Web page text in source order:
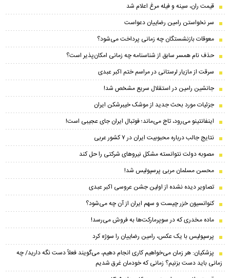
قیمت ران، سینه و فیله مرغ اعلام شد
سر نخواستن رامین رضاییان دعواست
معوقات بازنشستگان چه زمانی پرداخت می‌شود؟
حذف نام همسر سابق از شناسنامه چه زمانی امکان‌پذیر است؟
سرقت از مازیار لرستانی در مراسم ختم اکبر عبدی
جانشین رامین در استقلال سریع مشخص شد!
جزئیات مورد بحث جدید از موشک خیبرشکن ایران
اینفانتینو می‌رود، تاج می‌ماند؛ فوتبال ایران جای عجیبی است!
نتایج جالب درباره محبوبیت ایران در ۷ کشور عربی
مصوبه دولت نتوانسته مشکل نیروهای شرکتی را حل کند
محسن مسلمان مربی پرسپولیس شد!
تصاویر دیده نشده از اولین جشن عروسی اکبر عبدی
کنوانسیون خزر چیست و سهم ایران از آن چه می‌شود؟
ماده مخدری که در سوپرمارکت‌ها به فروش می‌رسد!
پرسپولیس با یک عکس، رامین رضاییان را سوژه کرد
پزشکیان: هر زمان می‌خواهیم کاری انجام دهیم، می‌گویند فعلاً دست نگه دارید/ چه
زمانی باید دست بزنیم؟ زمانی که خودمان غرق شدیم